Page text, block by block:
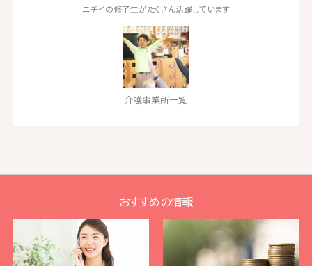
ニチイの修了生がたくさん活躍しています
介護事業所一覧
おすすめの情報